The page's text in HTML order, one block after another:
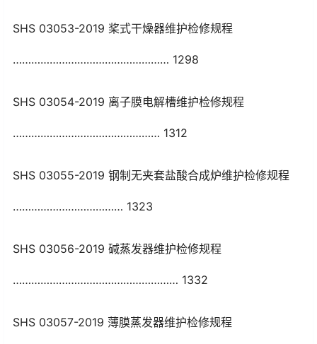
SHS 03053-2019 桨式干燥器维护检修规程
…………………………………………… 1298
SHS 03054-2019 离子膜电解槽维护检修规程
………………………………………… 1312
SHS 03055-2019 钢制无夹套盐酸合成炉维护检修规程
……………………………… 1323
SHS 03056-2019 碱蒸发器维护检修规程
……………………………………………… 1332
SHS 03057-2019 薄膜蒸发器维护检修规程